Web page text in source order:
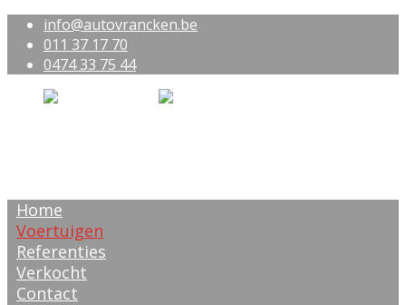
info@autovrancken.be
011 37 17 70
0474 33 75 44
Home
Voertuigen
Referenties
Verkocht
Contact